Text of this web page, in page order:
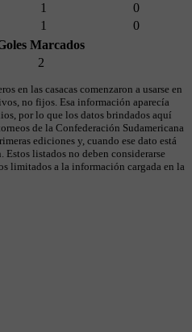
1
0
1
0
Marcados
2
en las casacas comenzaron a usarse en
no fijos. Esa información aparecía
por lo que los datos brindados aquí
de la Confederación Sudamericana
ediciones y, cuando ese dato está
Estos listados no deben considerarse
limitados a la información cargada en la